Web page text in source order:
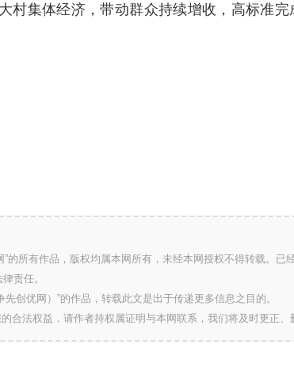
村集体经济，带动群众持续增收，高标准完
”的所有作品，版权均属本网所有，未经本网授权不得转载。已
责任。
创优网）”的作品，转载此文是出于传递更多信息之目的。
合法权益，请作者持权属证明与本网联系，我们将及时更正、